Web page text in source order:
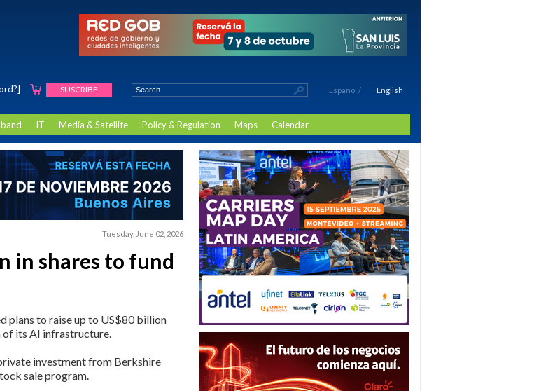
SUSCRIBE Español / English
IT Media & Satellite Policy & Regulation Maps Calendar
Tuesday, June 02, 2026
in shares to fund
plans to raise up to US$80 billion
of its AI infrastructure.
investment from Berkshire
sale program.